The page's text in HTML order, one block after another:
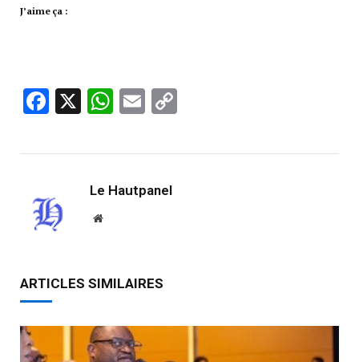
J’aime ça :
Facebook
X WhatsApp
Email
Le Hautpanel
Website
ARTICLES SIMILAIRES